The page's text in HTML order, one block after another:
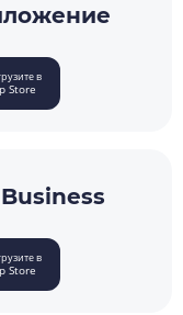
в
Store
в
Store